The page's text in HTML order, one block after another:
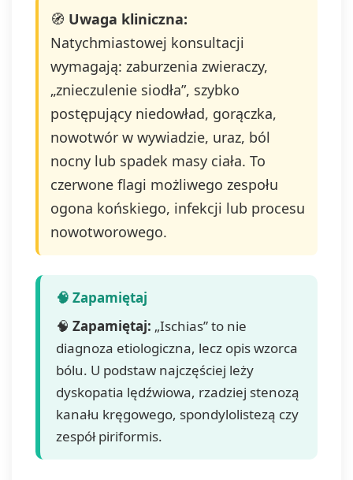
🧭 Uwaga kliniczna:
Natychmiastowej konsultacji
wymagają: zaburzenia zwieraczy,
„znieczulenie siodła”, szybko
postępujący niedowład, gorączka,
nowotwór w wywiadzie, uraz, ból
nocny lub spadek masy ciała. To
czerwone flagi możliwego zespołu
ogona końskiego, infekcji lub procesu
nowotworowego.
🧠 Zapamiętaj: „Ischias” to nie
diagnoza etiologiczna, lecz opis wzorca
bólu. U podstaw najczęściej leży
dyskopatia lędźwiowa, rzadziej stenozą
kanału kręgowego, spondylolistezą czy
zespół piriformis.